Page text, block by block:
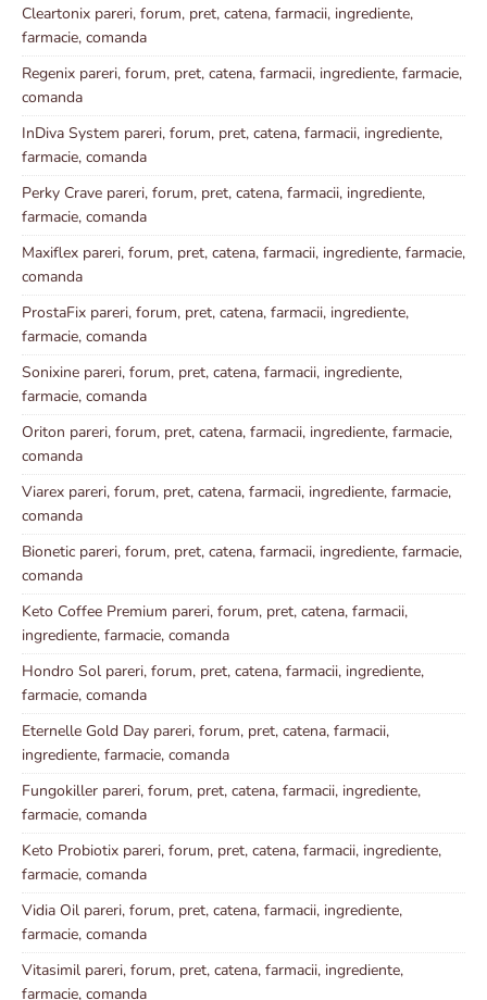
Cleartonix pareri, forum, pret, catena, farmacii, ingrediente,
farmacie, comanda
Regenix pareri, forum, pret, catena, farmacii, ingrediente, farmacie,
comanda
InDiva System pareri, forum, pret, catena, farmacii, ingrediente,
farmacie, comanda
Perky Crave pareri, forum, pret, catena, farmacii, ingrediente,
farmacie, comanda
Maxiflex pareri, forum, pret, catena, farmacii, ingrediente, farmacie,
comanda
ProstaFix pareri, forum, pret, catena, farmacii, ingrediente,
farmacie, comanda
Sonixine pareri, forum, pret, catena, farmacii, ingrediente,
farmacie, comanda
Oriton pareri, forum, pret, catena, farmacii, ingrediente, farmacie,
comanda
Viarex pareri, forum, pret, catena, farmacii, ingrediente, farmacie,
comanda
Bionetic pareri, forum, pret, catena, farmacii, ingrediente, farmacie,
comanda
Keto Coffee Premium pareri, forum, pret, catena, farmacii,
ingrediente, farmacie, comanda
Hondro Sol pareri, forum, pret, catena, farmacii, ingrediente,
farmacie, comanda
Eternelle Gold Day pareri, forum, pret, catena, farmacii,
ingrediente, farmacie, comanda
Fungokiller pareri, forum, pret, catena, farmacii, ingrediente,
farmacie, comanda
Keto Probiotix pareri, forum, pret, catena, farmacii, ingrediente,
farmacie, comanda
Vidia Oil pareri, forum, pret, catena, farmacii, ingrediente,
farmacie, comanda
Vitasimil pareri, forum, pret, catena, farmacii, ingrediente,
farmacie, comanda